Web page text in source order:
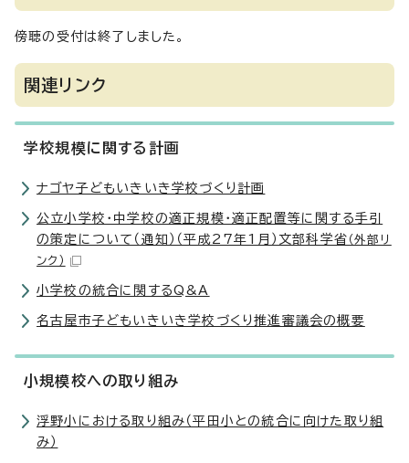
傍聴の受付は終了しました。
関連リンク
学校規模に関する計画
ナゴヤ子どもいきいき学校づくり計画
公立小学校・中学校の適正規模・適正配置等に関する手引
の策定について（通知）（平成27年1月）文部科学省 （外部リ
ンク）
小学校の統合に関するQ&A
名古屋市子どもいきいき学校づくり推進審議会の概要
小規模校への取り組み
浮野小における取り組み（平田小との統合に向けた取り組
み）